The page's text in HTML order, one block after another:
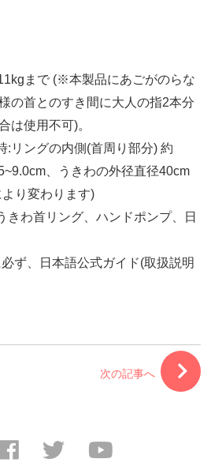
まで (※本製品にあごがのらな
の首とのすき間に大人の指2本分
は使用不可)。
:リングの内側(首周り部分) 約
、うきわの外径直径40cm
り変わります)
きわ首リング、ハンドポンプ、日
ず、日本語公式ガイド(取扱説明
次の記事へ